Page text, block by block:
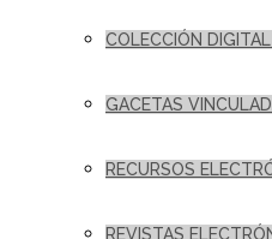
COLECCIÓN
GACETAS
RECURSOS
REVISTAS